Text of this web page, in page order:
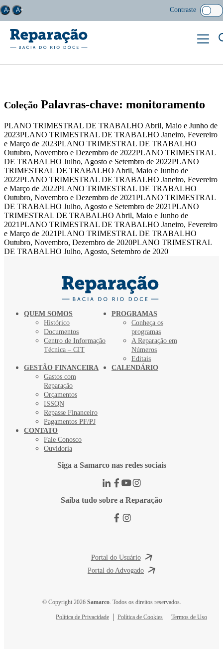
A- A+ Contraste
Coleção Palavras-chave: monitoramento
PLANO TRIMESTRAL DE TRABALHO Abril, Maio e Junho de
2023PLANO TRIMESTRAL DE TRABALHO Janeiro, Fevereiro
e Março de 2023PLANO TRIMESTRAL DE TRABALHO
Outubro, Novembro e Dezembro de 2022PLANO TRIMESTRAL
DE TRABALHO Julho, Agosto e Setembro de 2022PLANO
TRIMESTRAL DE TRABALHO Abril, Maio e Junho de
2022PLANO TRIMESTRAL DE TRABALHO Janeiro, Fevereiro
e Março de 2022PLANO TRIMESTRAL DE TRABALHO
Outubro, Novembro e Dezembro de 2021PLANO TRIMESTRAL
DE TRABALHO Julho, Agosto e Setembro de 2021PLANO
TRIMESTRAL DE TRABALHO Abril, Maio e Junho de
2021PLANO TRIMESTRAL DE TRABALHO Janeiro, Fevereiro
e Março de 2021PLANO TRIMESTRAL DE TRABALHO
Outubro, Novembro, Dezembro de 2020PLANO TRIMESTRAL
DE TRABALHO Julho, Agosto, Setembro de 2020
QUEM SOMOS
Histórico
Documentos
Centro de Informação
Técnica – CIT
PROGRAMAS
Conheça os
programas
A Reparação em
Números
Editais
GESTÃO FINANCEIRA
Gastos com
Reparação
Orçamentos
ISSQN
Repasse Financeiro
Pagamentos PF/PJ
CALENDÁRIO
CONTATO
Fale Conosco
Ouvidoria
Siga a Samarco nas redes sociais
Saiba tudo sobre a Reparação
Portal do Usuário
Portal do Advogado
© Copyright 2026 Samarco. Todos os direitos reservados.
Política de Privacidade Política de Cookies Termos de Uso